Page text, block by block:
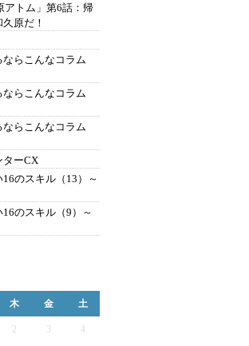
アトム」第6話：帰
原だ！
らこんなコラム
らこんなコラム
らこんなコラム
ターCX
のスキル（13）～
のスキル（9）～
木 金 土
2 3 4